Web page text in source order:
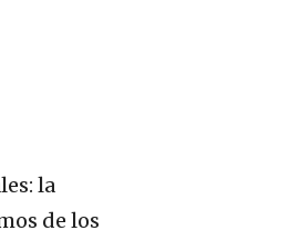
la
de los